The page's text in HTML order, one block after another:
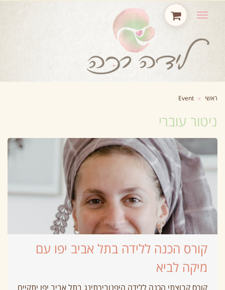
תפריט
ראשי »
Event
ניטור עוברי
קורס הכנה ללידה בתל אביב יפו עם
מיקה לביא
קורס קבוצתי הכנה ללידה היפנובירתינג בתל אביב יפו יתקיים